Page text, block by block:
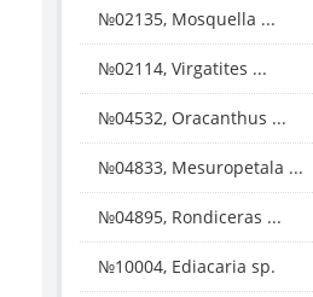
№02135, Mosquella ...
№02114, Virgatites ...
№04532, Oracanthus ...
№04833, Mesuropetala ...
№04895, Rondiceras ...
№10004, Ediacaria sp.